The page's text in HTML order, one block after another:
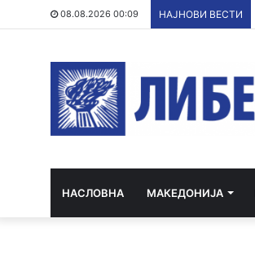
08.08.2026 00:09 НАЈНОВИ ВЕСТИ
НАСЛОВНА МАКЕДОНИЈА